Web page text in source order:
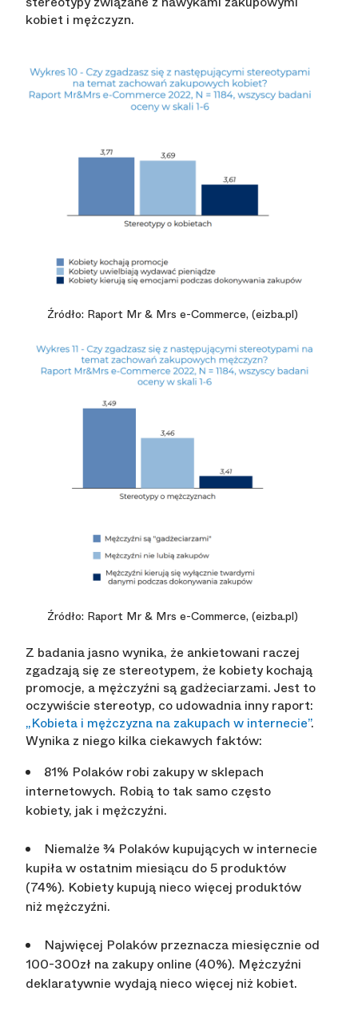
kobiet i mężczyzn.
Źródło: Raport Mr & Mrs e-Commerce, (eizba.pl)
Źródło: Raport Mr & Mrs e-Commerce, (eizba.pl)
Z badania jasno wynika, że ankietowani raczej
zgadzają się ze stereotypem, że kobiety kochają
promocje, a mężczyźni są gadżeciarzami. Jest to
oczywiście stereotyp, co udowadnia inny raport:
„Kobieta i mężczyzna na zakupach w internecie”.
Wynika z niego kilka ciekawych faktów:
81% Polaków robi zakupy w sklepach
internetowych. Robią to tak samo często
kobiety, jak i mężczyźni.
Niemalże ¾ Polaków kupujących w internecie
kupiła w ostatnim miesiącu do 5 produktów
(74%). Kobiety kupują nieco więcej produktów
niż mężczyźni.
Najwięcej Polaków przeznacza miesięcznie od
100-300zł na zakupy online (40%). Mężczyźni
deklaratywnie wydają nieco więcej niż kobiet.